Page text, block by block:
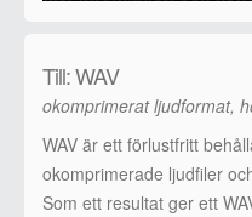
Till: WAV
okomprimerat ljudformat,
WAV är ett förlustfritt
okomprimerade ljudfiler
Som ett resultat ger ett